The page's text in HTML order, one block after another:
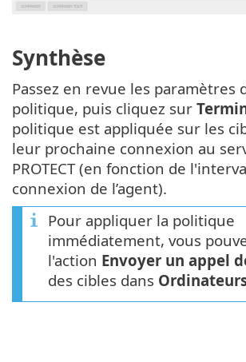
Synthèse
Passez en revue les paramètres
politique, puis cliquez sur
politique est appliquée sur les
leur prochaine connexion au
PROTECT (en fonction de
connexion de l’agent).
Pour appliquer la politique
immédiatement, vous
l'action Envoyer un appel
des cibles dans